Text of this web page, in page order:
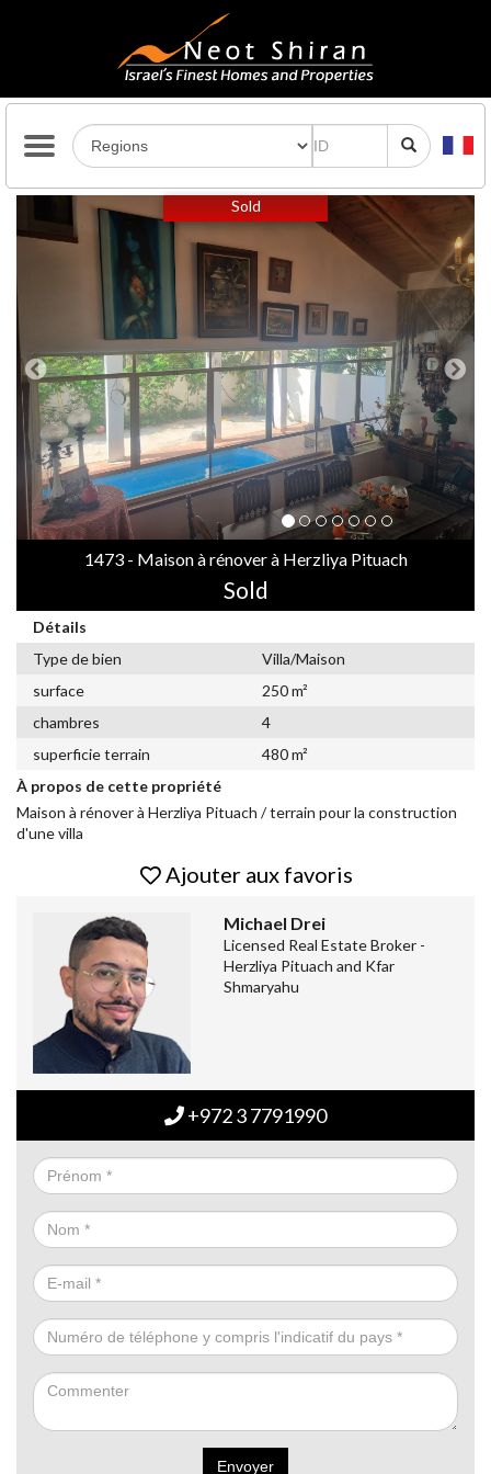
Sold
Previous Next
1473 - Maison à rénover à Herzliya Pituach
Sold
Détails
Type de bien
Villa/Maison
surface
250 m²
chambres
4
superficie terrain
480 m²
À propos de cette propriété
Maison à rénover à Herzliya Pituach / terrain pour la construction
d'une villa
Ajouter aux favoris
Michael Drei
Licensed Real Estate Broker -
Herzliya Pituach and Kfar
Shmaryahu
+972 3 7791990
Envoyer